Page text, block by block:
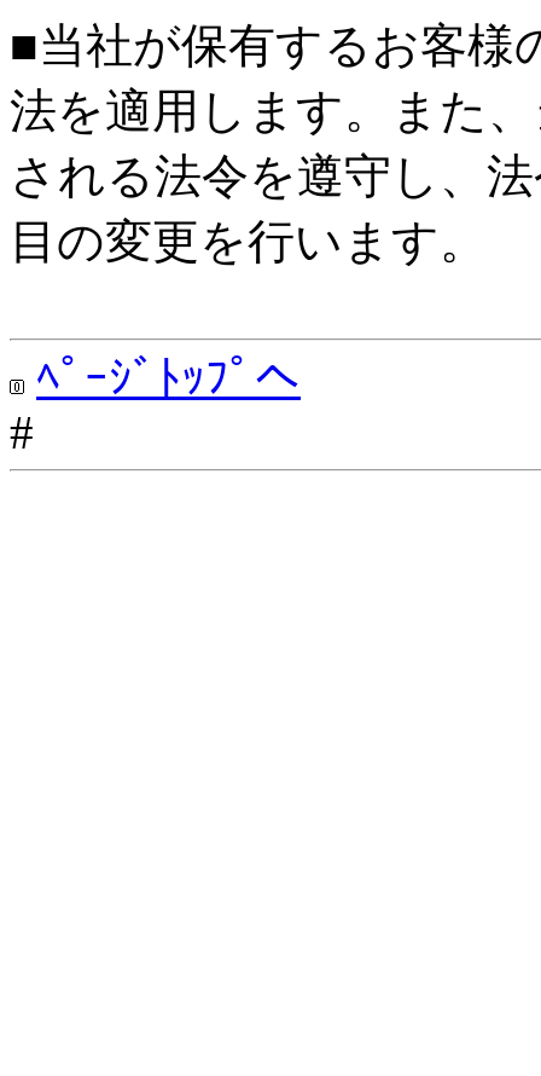
■当社が保有するお客様
法を適用します。また
される法令を遵守し、
目の変更を行います。
ﾍﾟｰｼﾞﾄｯﾌﾟへ
#